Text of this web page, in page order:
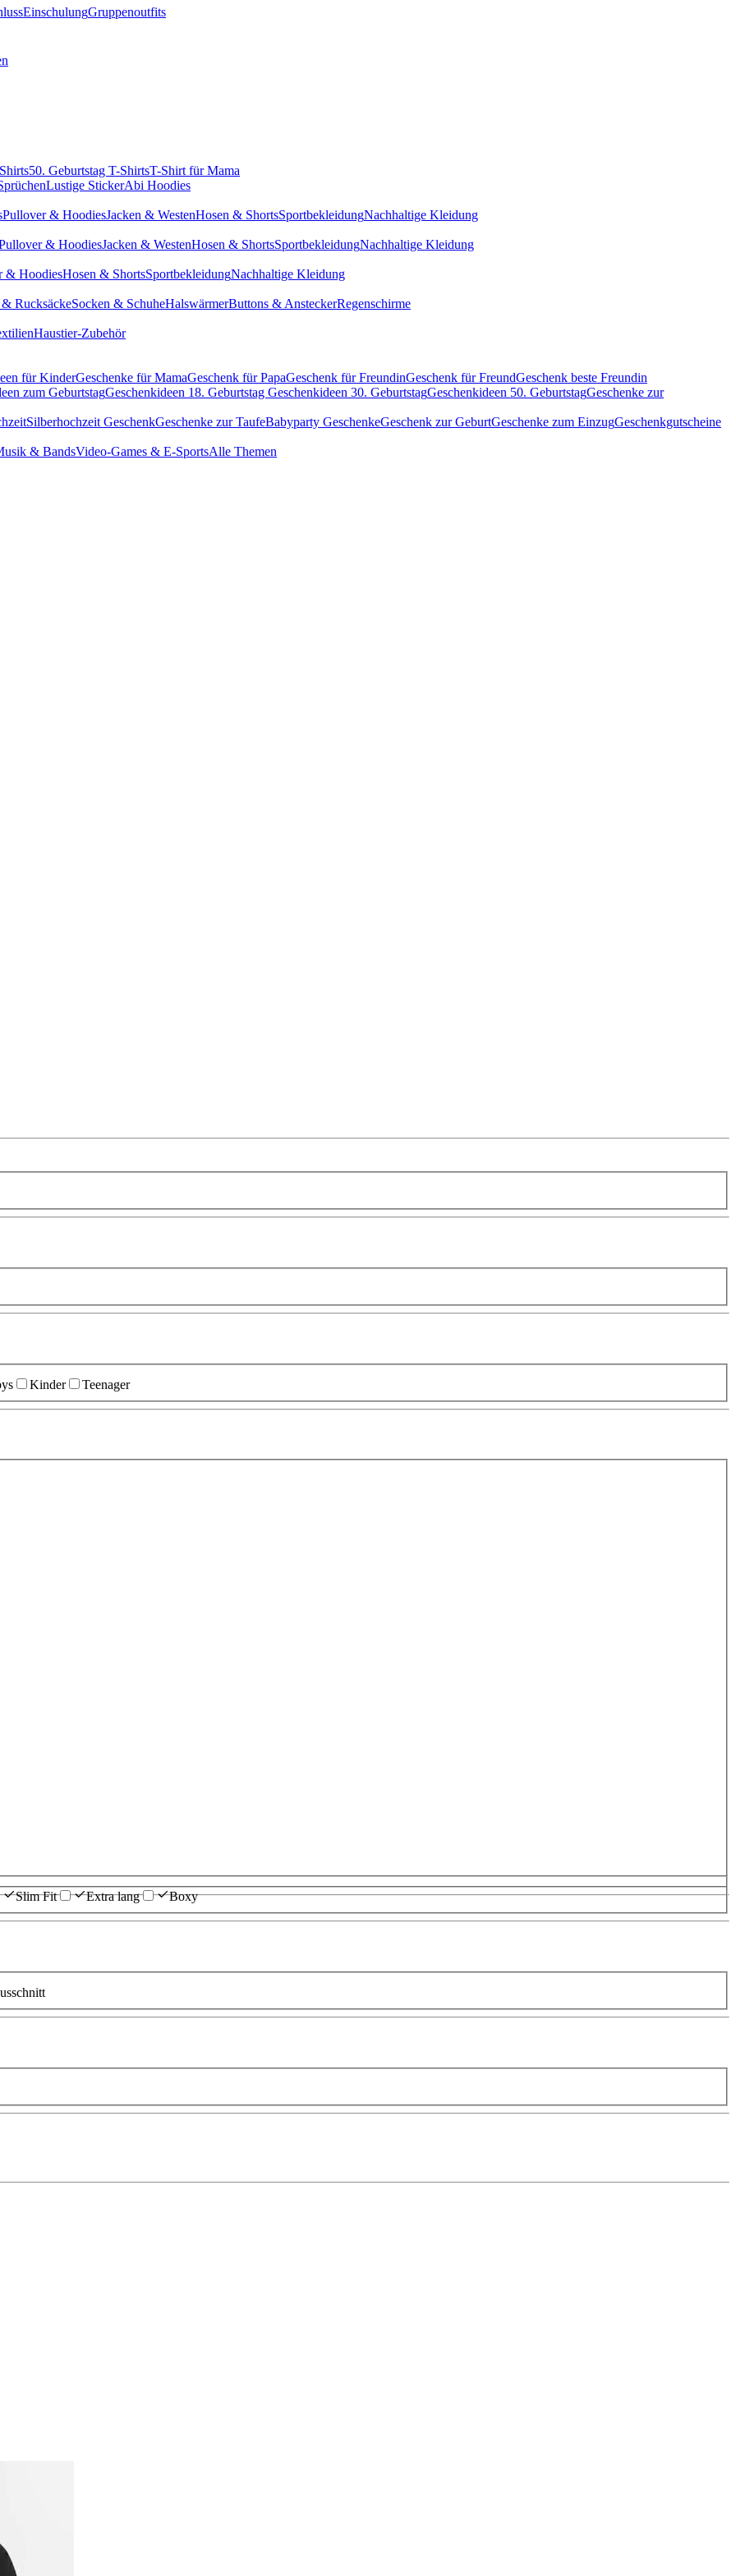
EinschulungGruppenoutfits
50. Geburtstag T-ShirtsT-Shirt für Mama
Lustige StickerAbi Hoodies
Pullover & HoodiesJacken & WestenHosen & ShortsSportbekleidungNachhaltige Kleidung
& HoodiesJacken & WestenHosen & ShortsSportbekleidungNachhaltige Kleidung
& HoodiesHosen & ShortsSportbekleidungNachhaltige Kleidung
& RucksäckeSocken & SchuheHalswärmerButtons & AnsteckerRegenschirme
Haustier-Zubehör
für KinderGeschenke für MamaGeschenk für PapaGeschenk für FreundinGeschenk für FreundGeschenk beste Freundin
zum GeburtstagGeschenkideen 18. Geburtstag Geschenkideen 30. GeburtstagGeschenkideen 50. GeburtstagGeschenke zur
Silberhochzeit GeschenkGeschenke zur TaufeBabyparty GeschenkeGeschenk zur GeburtGeschenke zum EinzugGeschenkgutscheine
& BandsVideo-Games & E-SportsAlle Themen
Kinder Teenager
Slim Fit Extra lang Boxy